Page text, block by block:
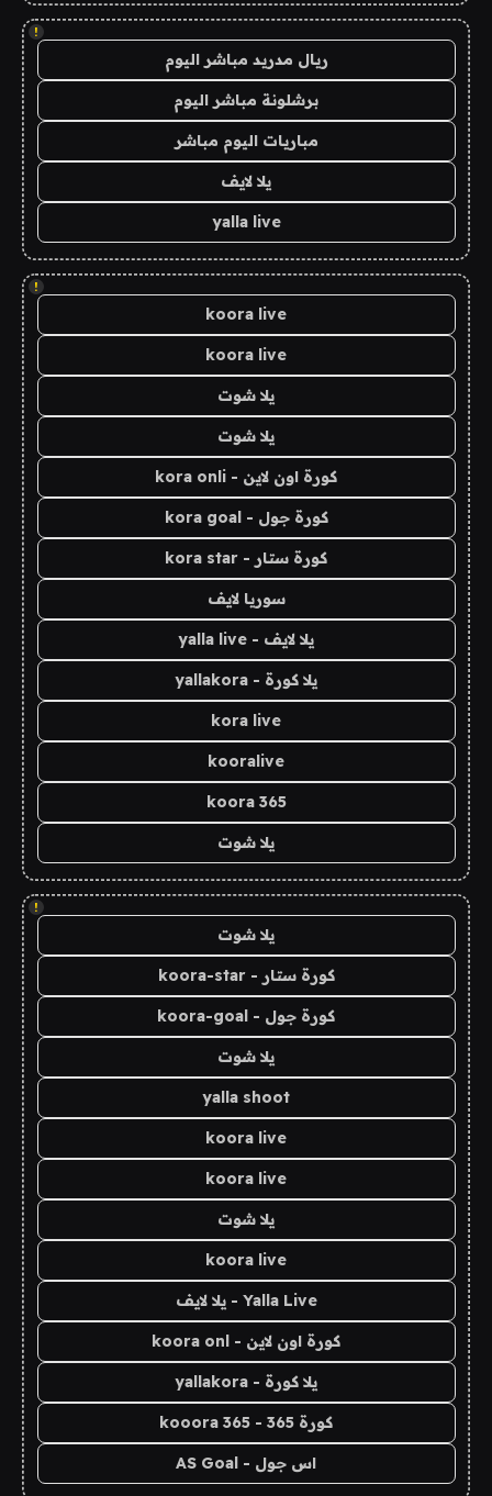
!
ريال مدريد مباشر اليوم
برشلونة مباشر اليوم
مباريات اليوم مباشر
يلا لايف
yalla live
!
koora live
koora live
يلا شوت
يلا شوت
كورة اون لاين - kora onli
كورة جول - kora goal
كورة ستار - kora star
سوريا لايف
يلا لايف - yalla live
يلا كورة - yallakora
kora live
kooralive
koora 365
يلا شوت
!
يلا شوت
كورة ستار - koora-star
كورة جول - koora-goal
يلا شوت
yalla shoot
koora live
koora live
يلا شوت
koora live
Yalla Live - يلا لايف
كورة اون لاين - koora onl
يلا كورة - yallakora
كورة 365 - kooora 365
اس جول - AS Goal